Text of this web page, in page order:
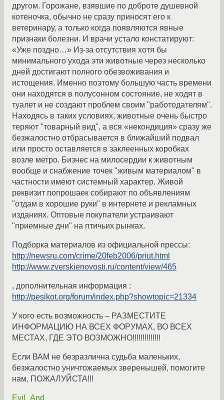
другом. Горожане, взявшие по доброте душевной
котеночка, обычно не сразу приносят его к
ветеринару, а только когда появляются явные
признаки болезни. И врачи устало констатируют:
«Уже поздно…» Из-за отсутствия хотя бы
минимального ухода эти животные через несколько
дней достигают полного обезвоживания и
истощения. Именно поэтому большую часть времени
они находятся в полусонном состояние, не ходят в
туалет и не создают проблем своим "работодателям".
Находясь в таких условиях, животные очень быстро
теряют "товарный вид", а вся «некондиция» сразу же
безжалостно отбрасывается в ближайший подвал
или просто оставляется в заклеенных коробках
возле метро. Бизнес на милосердии к животным
вообще и снабжение точек "живым материалом" в
частности имеют системный характер. Живой
реквизит попрошаек собирают по объявлениям
"отдам в хорошие руки" в интернете и рекламных
изданиях. Оптовые покупатели устраивают
"приемные дни" на птичьих рынках.
Подборка материалов из официальной прессы:
http://newsru.com/crime/20feb2006/priut.html
http://www.zverskienovosti.ru/content/view/465
, дополнительная информация :
http://pesikot.org/forum/index.php?showtopic=21334
У кого есть возможность – РАЗМЕСТИТЕ
ИНФОРМАЦИЮ НА ВСЕХ ФОРУМАХ, ВО ВСЕХ
МЕСТАХ, ГДЕ ЭТО ВОЗМОЖНО!!!!!!!!!!!!!!
Если ВАМ не безразлична судьба маленьких,
безжалостно уничтожаемых зверенышей, помогите
нам, ПОЖАЛУЙСТА!!!
Evil_And